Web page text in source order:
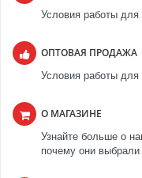
Условия работы
ОПТОВАЯ ПРОДАЖА
Условия работы для
О МАГАЗИНЕ
Узнайте больше о
почему они